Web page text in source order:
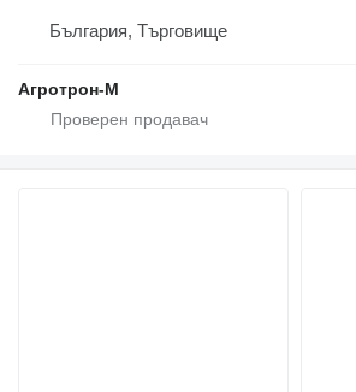
България, Търговище
Агротрон-М